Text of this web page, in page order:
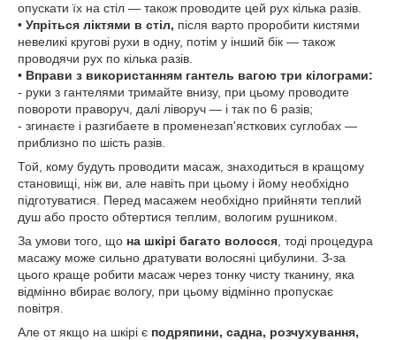
опускати їх на стіл — також проводите цей рух кілька разів.
• Упріться ліктями в стіл, після варто проробити кистями
невеликі кругові рухи в одну, потім у інший бік — також
проводячи рух по кілька разів.
• Вправи з використанням гантель вагою три кілограми:
- руки з гантелями тримайте внизу, при цьому проводите
повороти праворуч, далі ліворуч — і так по 6 разів;
- згинаєте і разгибаете в променезап'ясткових суглобах —
приблизно по шість разів.
Той, кому будуть проводити масаж, знаходиться в кращому
становищі, ніж ви, але навіть при цьому і йому необхідно
підготуватися. Перед масажем необхідно прийняти теплий
душ або просто обтертися теплим, вологим рушником.
За умови того, що на шкірі багато волосся , тоді процедура
масажу може сильно дратувати волосяні цибулини. З-за
цього краще робити масаж через тонку чисту тканину, яка
відмінно вбирає вологу, при цьому відмінно пропускає
повітря.
Але от якщо на шкірі є подряпини, садна, розчухування,